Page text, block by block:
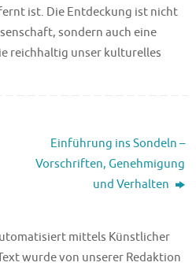
ist. Die Entdeckung ist nicht
sondern auch eine
reichhaltig unser kulturelles
Einführung ins Sondeln –
Vorschriften, Genehmigung
und Verhalten
mittels Künstlicher
wurde von unserer Redaktion